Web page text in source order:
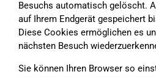
Besuchs automatisch gelöscht.
auf Ihrem Endgerät gespeichert
Diese Cookies ermöglichen es
nächsten Besuch
Sie können Ihren Browser so